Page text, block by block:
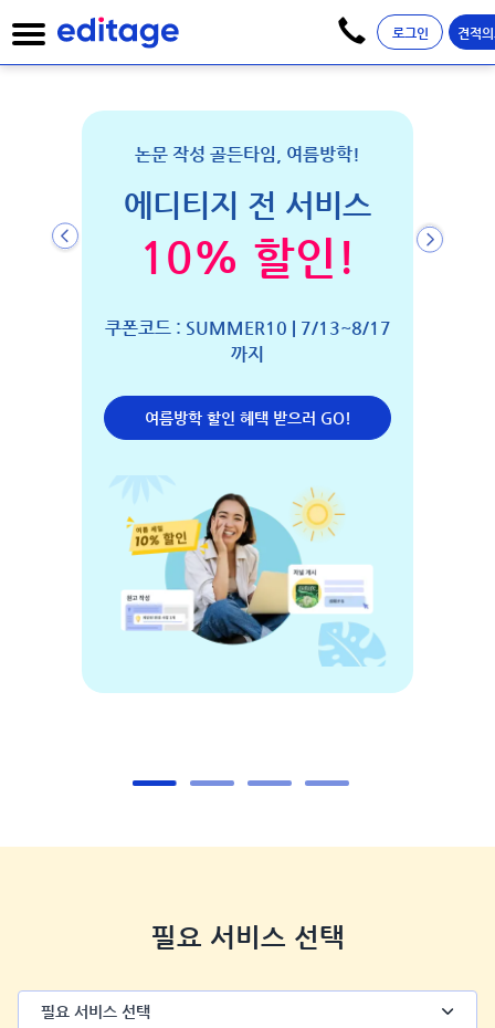
로그인 견적
에디티지 저널투고 패키
최대40% 할인!
지금 할인 받으러 GO
4.8/5 고객 평가
과'입니
필요 서비스 선택
필요 서비스 선택